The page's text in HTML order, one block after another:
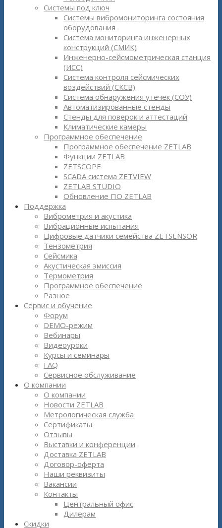
Системы под ключ
Системы вибромониторинга состояния
оборудования
Система мониторинга инженерных
конструкций (СМИК)
Инженерно-сейсмометрическая станция
(ИСС)
Система контроля сейсмических
воздействий (СКСВ)
Система обнаружения утечек (СОУ)
Автоматизированные стенды
Стенды для поверок и аттестаций
Климатические камеры
Программное обеспечение
Программное обеспечение ZETLAB
Функции ZETLAB
ZETSCOPE
SCADA система ZETVIEW
ZETLAB STUDIO
Обновление ПО ZETLAB
Поддержка
Виброметрия и акустика
Вибрационные испытания
Цифровые датчики семейства ZETSENSOR
Тензометрия
Сейсмика
Акустическая эмиссия
Термометрия
Программное обеспечение
Разное
Сервис и обучение
Форум
DEMO-режим
Вебинары
Видеоуроки
Курсы и семинары
FAQ
Сервисное обслуживание
О компании
О компании
Новости ZETLAB
Метрологическая служба
Сертификаты
Отзывы
Выставки и конференции
Доставка ZETLAB
Договор-оферта
Наши реквизиты
Вакансии
Контакты
Центральный офис
Дилерам
Скидки